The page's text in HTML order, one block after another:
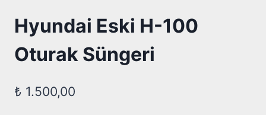
Hyundai Eski H-100
Oturak Süngeri
₺ 1.500,00